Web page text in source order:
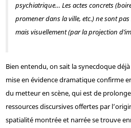
psychiatrique… Les actes concrets
promener dans la ville, etc.) ne sont
mais visuellement (par la projection
Bien entendu, on sait la synecdoque
mise en évidence dramatique confirme
du metteur en scène, qui est de
ressources discursives offertes par
spatialité montrée et narrée se trouve